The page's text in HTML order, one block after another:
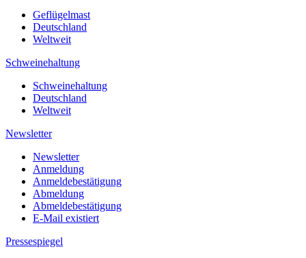
Geflügelmast
Deutschland
Weltweit
Schweinehaltung
Schweinehaltung
Deutschland
Weltweit
Newsletter
Newsletter
Anmeldung
Anmeldebestätigung
Abmeldung
Abmeldebestätigung
E-Mail existiert
Pressespiegel